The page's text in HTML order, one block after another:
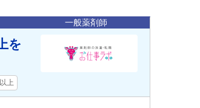
一般薬剤師
を
上